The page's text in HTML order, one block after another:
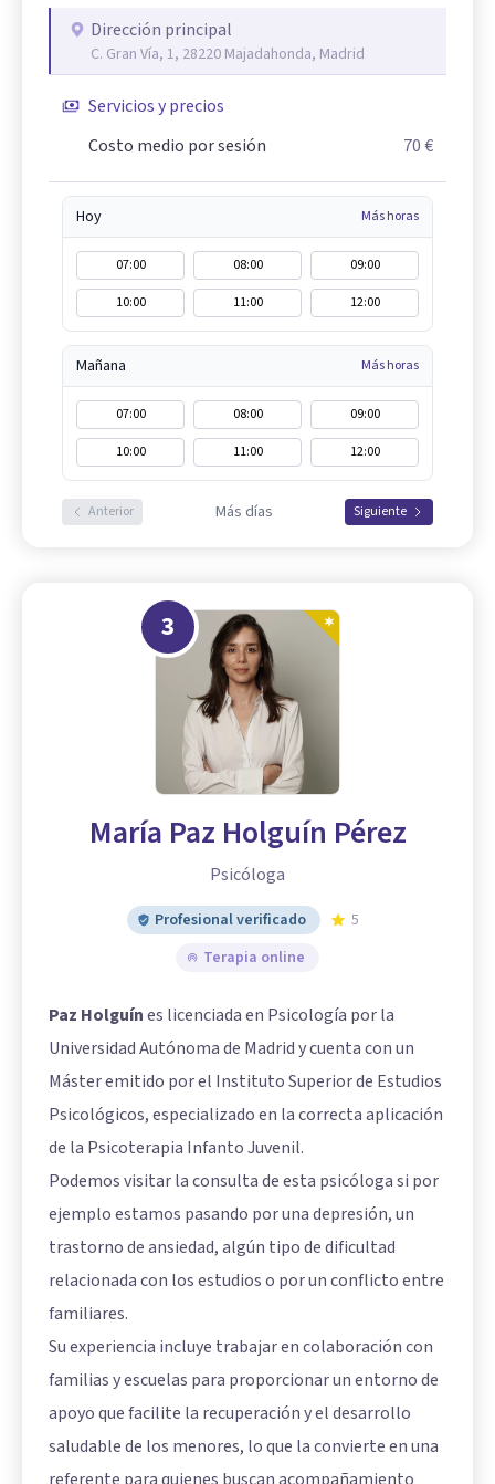
Dirección principal
C. Gran Vía, 1, 28220 Majadahonda, Madrid
Servicios y precios
Costo medio por sesión
70 €
Hoy Más horas
07:00 08:00
09:00
10:00
11:00 12:00
Mañana Más horas
07:00 08:00
09:00
10:00
11:00 12:00
Anterior Más días Siguiente
3
María Paz Holguín Pérez
Psicóloga
Profesional verificado
5
Terapia online
Paz Holguínes licenciada en Psicología por la
Universidad Autónoma de Madrid y cuenta con un
Máster emitido por el Instituto Superior de Estudios
Psicológicos, especializado en la correcta aplicación
de la Psicoterapia Infanto Juvenil.
Podemos visitar la consulta de esta psicóloga si por
ejemplo estamos pasando por una depresión, un
trastorno de ansiedad, algún tipo de dificultad
relacionada con los estudios o por un conflicto entre
familiares.
Su experiencia incluye trabajar en colaboración con
familias y escuelas para proporcionar un entorno de
apoyo que facilite la recuperación y el desarrollo
saludable de los menores, lo que la convierte en una
referente para quienes buscan acompañamiento